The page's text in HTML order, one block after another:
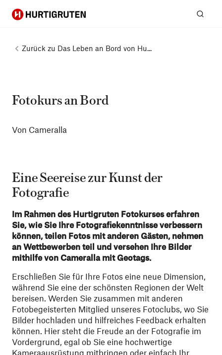
Hurtigruten
Zurück zu Das Leben an Bord von Hu...
Fotokurs an Bord
Von Cameralla
Eine Seereise zur Kunst der
Fotografie
Im Rahmen des Hurtigruten Fotokurses erfahren
Sie, wie Sie Ihre Fotografiekenntnisse verbessern
können, teilen Fotos mit anderen Gästen, nehmen
an Wettbewerben teil und versehen Ihre Bilder
mithilfe von Cameralla mit Geotags.
Erschließen Sie für Ihre Fotos eine neue Dimension,
während Sie eine der schönsten Regionen der Welt
bereisen. Werden Sie zusammen mit anderen
Fotobegeisterten Mitglied unseres Fotoclubs, wo Sie
Bilder hochladen und hilfreiches Feedback erhalten
können. Hier steht die Freude an der Fotografie im
Vordergrund, egal ob Sie eine hochwertige
Kameraausrüstung mitbringen oder einfach Ihr